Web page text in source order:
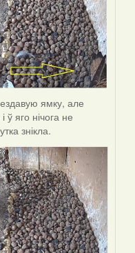
ямку, але
ў яго нічога не
знікла.